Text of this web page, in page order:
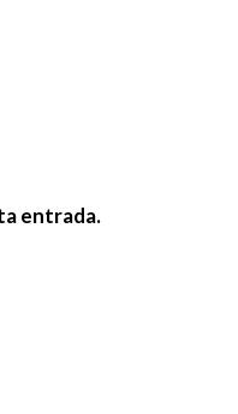
entrada.